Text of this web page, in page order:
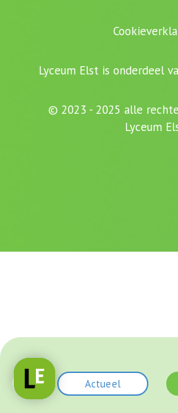
Actueel
Lyceum Elst is onderdeel
© 2023 - 2025 alle
Lyceum